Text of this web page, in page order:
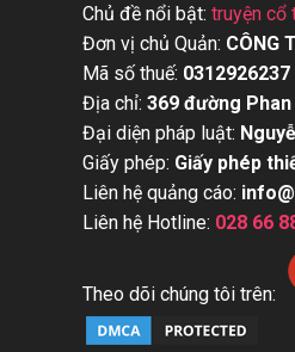
Chủ đề nổi bật: truyện cổ
Đơn vị chủ Quản: CÔNG
Mã số thuế: 0312926237
Địa chỉ: 369 đường
Đại diện pháp luật:
Giấy phép: Giấy phép
Liên hệ quảng cáo:
Liên hệ Hotline: 028 66
Theo dõi chúng tôi trên: